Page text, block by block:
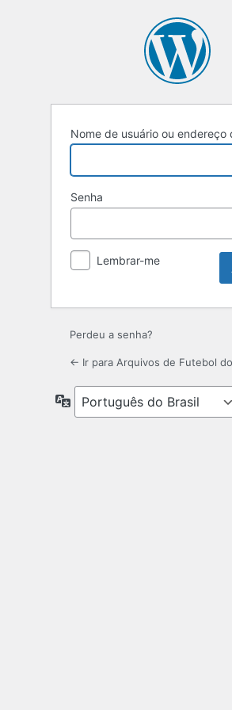
Nome de usuário ou endereço
Senha
Lembrar-me
Perdeu a senha?
← Ir para Arquivos de Futebol
Idioma